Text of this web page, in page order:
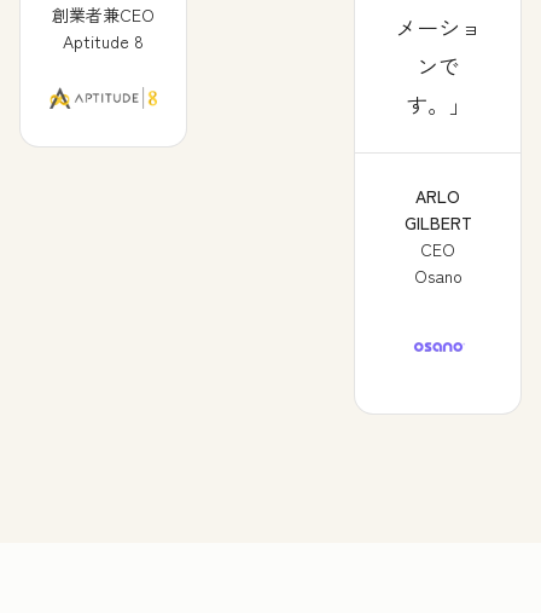
創業者兼CEO
Aptitude 8
メーショ
ンで
す。
ARLO
GILBERT
CEO
Osano